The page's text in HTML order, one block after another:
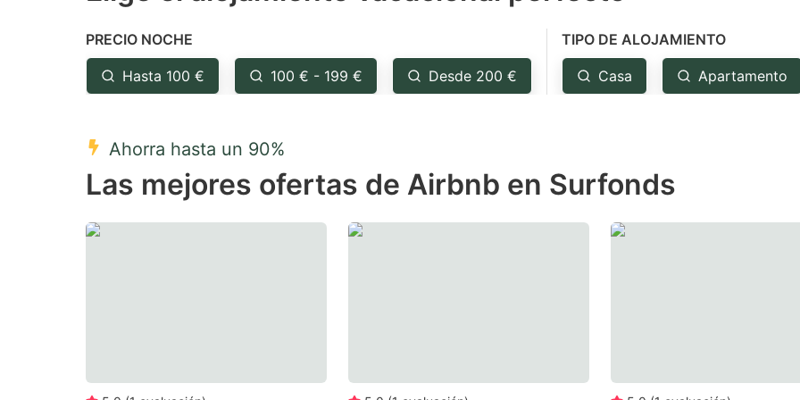
question
mark
key
get
the
keyboard
mark
key
the
PRECIO NOCHE
Hasta 100 € 100 € - 199 € Desde 200 €
TIPO DE ALOJAMIENTO
Casa Apartamento
Ahorra hasta un 90%
Las mejores ofertas de Airbnb en Surfonds